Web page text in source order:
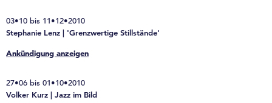
03•10 bis 11•12•2010
Stephanie Lenz | 'Grenzwertige Stillstände'
Ankündigung anzeigen
27•06 bis 01•10•2010
Volker Kurz | Jazz im Bild